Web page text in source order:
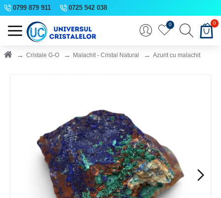
0799 879 911 0725 542 038
0 0
Cristale G-O Malachit - Cristal Natural Azurit cu malachit